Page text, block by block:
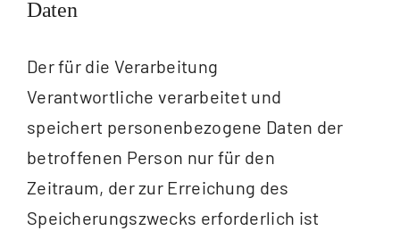
Daten
Der für die Verarbeitung
Verantwortliche verarbeitet und
speichert personenbezogene Daten der
betroffenen Person nur für den
Zeitraum, der zur Erreichung des
Speicherungszwecks erforderlich ist